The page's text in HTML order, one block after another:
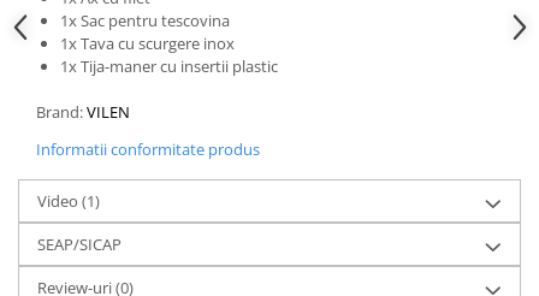
Motopompe
Accesorii pentru irigatii
Furtunuri
Hidrofoare
Pompe de apa de suprafata
Pompe submersibile
Sisteme de irigat si stropit
Timp liber
1x Sac pentru tescovina
1x Tava cu scurgere inox
1x Tija-maner cu insertii plastic
Brand:VILEN
Informatii conformitate produs
Video (1)
SEAP/SICAP
Review-uri(0)